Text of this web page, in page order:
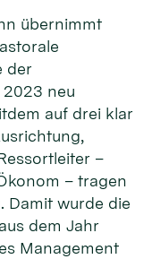
übernimmt
der
neu
auf drei klar
–
– tragen
Damit wurde die
dem Jahr
Management